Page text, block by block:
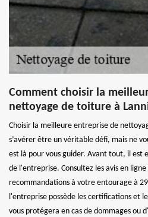
Comment choisir la
nettoyage de toiture à
Choisir la meilleure entreprise de
s’avérer être un véritable défi, mais ne
est là pour vous guider. Avant tout, il est
de l'entreprise. Consultez les avis en
recommandations à votre entourage à
l'entreprise possède les certifications et
vous protégera en cas de dommages ou